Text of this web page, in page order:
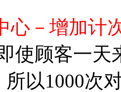
心－增加计
使顾客一天
所以1000次